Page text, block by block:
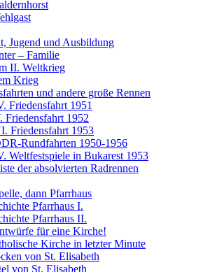
Jugend und Ausbildung
– Familie
II. Weltkrieg
Krieg
und andere große Rennen
Friedensfahrt 1951
Friedensfahrt 1952
Friedensfahrt 1953
Rundfahrten 1950-1956
Weltfestspiele in Bukarest 1953
der absolvierten Radrennen
dann Pfarrhaus
Pfarrhaus I.
Pfarrhaus II.
für eine Kirche!
Kirche in letzter Minute
von St. Elisabeth
von St. Elisabeth